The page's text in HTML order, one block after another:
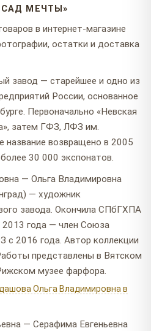
САД МЕЧТЫ»
в интернет-магазине
остатки и доставка
завод — старейшее и одно из
России, основанное
Первоначально «Невская
затем ГФЗ, ЛФЗ им.
название возвращено в 2005
30 000 экспонатов.
— Ольга Владимировна
— художник
завода. Окончила СПбГХПА
года — член Союза
с 2016 года. Автор коллекции
представлены в Вятском
музее фарфора.
Ольга Владимировна в
— Серафима Евгеньевна